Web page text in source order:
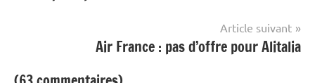
Article suivant
Air France : pas d’offre pour Alitalia